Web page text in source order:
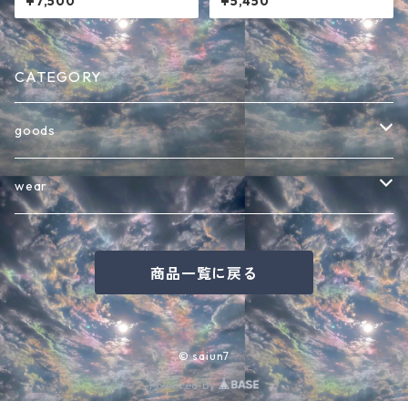
CATEGORY
goods
バッグ
インテリア・その他雑貨
キャップ
バケットハット
wear
半袖Tシャツ
七分袖Tシャツ
長袖Tシャツ
商品一覧に戻る
© saiun7
Powered by